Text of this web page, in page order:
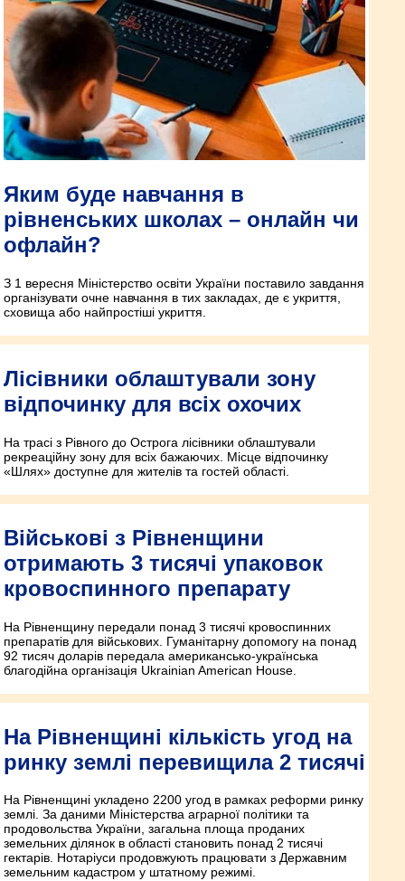
Яким буде навчання в
рівненських школах – онлайн чи
офлайн?
З 1 вересня Міністерство освіти України поставило завдання
організувати очне навчання в тих закладах, де є укриття,
сховища або найпростіші укриття.
Лісівники облаштували зону
відпочинку для всіх охочих
На трасі з Рівного до Острога лісівники облаштували
рекреаційну зону для всіх бажаючих. Місце відпочинку
«Шлях» доступне для жителів та гостей області.
Військові з Рівненщини
отримають 3 тисячі упаковок
кровоспинного препарату
На Рівненщину передали понад 3 тисячі кровоспинних
препаратів для військових. Гуманітарну допомогу на понад
92 тисяч доларів передала американсько-українська
благодійна організація Ukrainian American House.
На Рівненщині кількість угод на
ринку землі перевищила 2 тисячі
На Рівненщині укладено 2200 угод в рамках реформи ринку
землі. За даними Міністерства аграрної політики та
продовольства України, загальна площа проданих
земельних ділянок в області становить понад 2 тисячі
гектарів. Нотаріуси продовжують працювати з Державним
земельним кадастром у штатному режимі.